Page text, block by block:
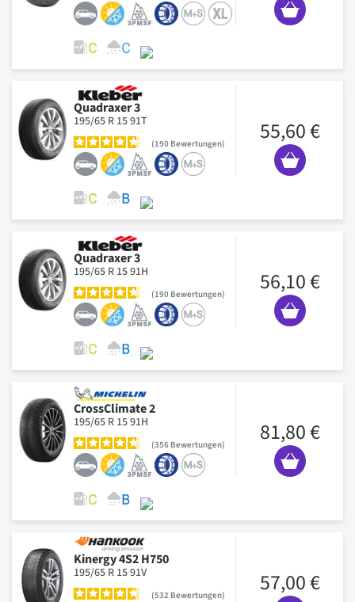
Quadraxer 3
195/65 R 15 91T
190 Bewertungen 55,60 €
Quadraxer 3
195/65 R 15 91H
190 Bewertungen 56,10 €
CrossClimate 2
195/65 R 15 91H
356 Bewertungen 81,80 €
Kinergy 4S2 H750
195/65 R 15 91V
532 Bewertungen 57,00 €